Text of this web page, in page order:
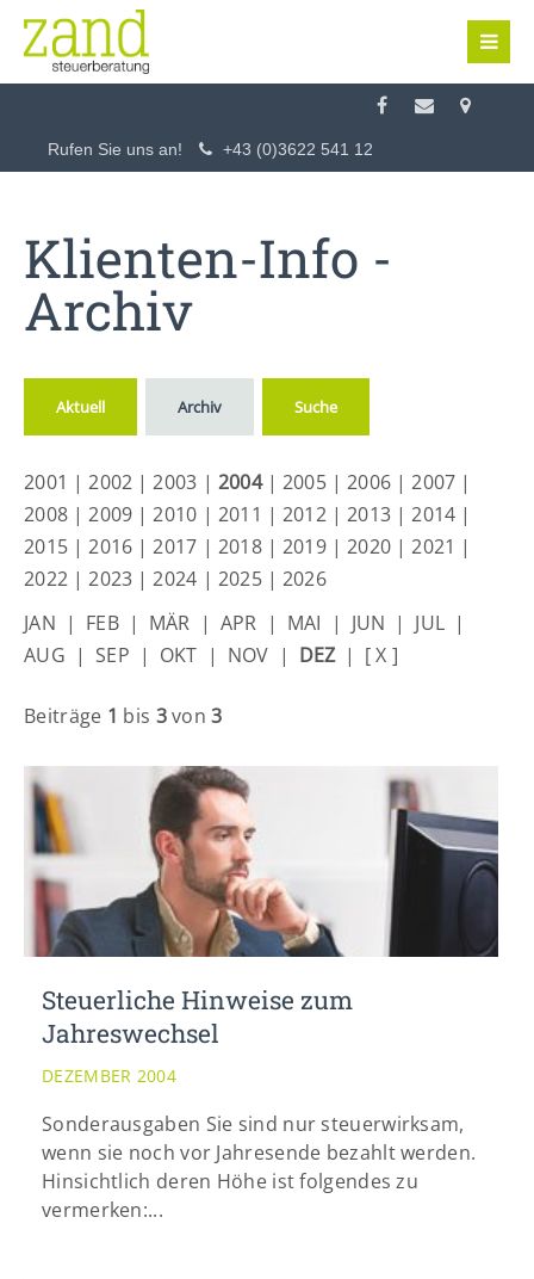
Login
Register|Lost your password?
Support
24h/ 365days
We offer support for our customers
Get in touch
Cybersteel Inc.
376-293 City Road, Suite 600
San Francisco, CA 94102
+44 1234 567 890
info@yourdomain.com
Rufen Sie uns an! +43 (0)3622 541 12
Klienten-Info -
Archiv
Aktuell Archiv Suche
2001 |2002 |2003 | 2004| 2005 |2006 |2007 |
2008 |2009 |2010 | 2011 | 2012 |2013 |2014 |
2015 |2016 |2017 | 2018| 2019 |2020 |2021 |
2022 |2023 |2024 | 2025| 2026
JAN | FEB| MÄR | APR | MAI | JUN | JUL |
AUG | SEP | OKT | NOV | DEZ| [ X ]
Beiträge 1 bis 3von3
Steuerliche Hinweise zum
Jahreswechsel
DEZEMBER 2004
Sonderausgaben Sie sind nur steuerwirksam,
wenn sie noch vor Jahresende bezahlt werden.
Hinsichtlich deren Höhe ist folgendes zu
vermerken:...